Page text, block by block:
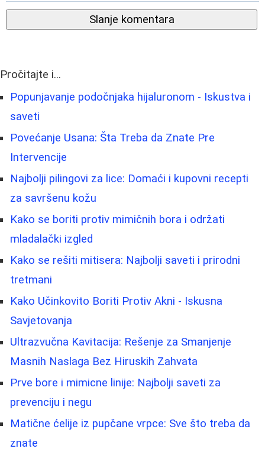
Slanje komentara
Pročitajte i...
Popunjavanje podočnjaka hijaluronom - Iskustva i
saveti
Povećanje Usana: Šta Treba da Znate Pre
Intervencije
Najbolji pilingovi za lice: Domaći i kupovni recepti
za savršenu kožu
Kako se boriti protiv mimičnih bora i održati
mladalački izgled
Kako se rešiti mitisera: Najbolji saveti i prirodni
tretmani
Kako Učinkovito Boriti Protiv Akni - Iskusna
Savjetovanja
Ultrazvučna Kavitacija: Rešenje za Smanjenje
Masnih Naslaga Bez Hiruskih Zahvata
Prve bore i mimicne linije: Najbolji saveti za
prevenciju i negu
Matične ćelije iz pupčane vrpce: Sve što treba da
znate